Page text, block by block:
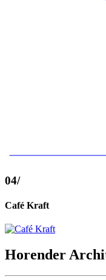
04/
Café Kraft
Horender